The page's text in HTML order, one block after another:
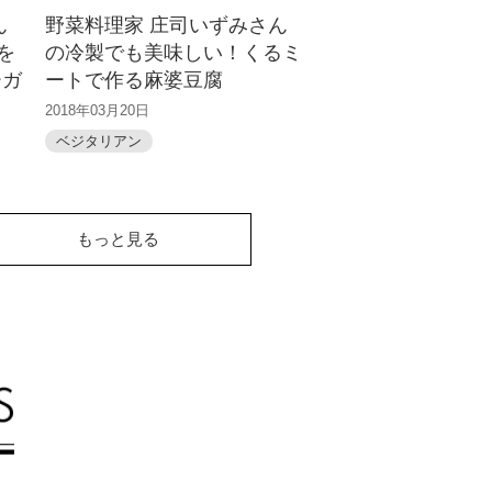
野菜料理家 庄司いずみさん
の冷製でも美味しい！くるミ
ートで作る麻婆豆腐
2018年03月20日
ベジタリアン
もっと見る